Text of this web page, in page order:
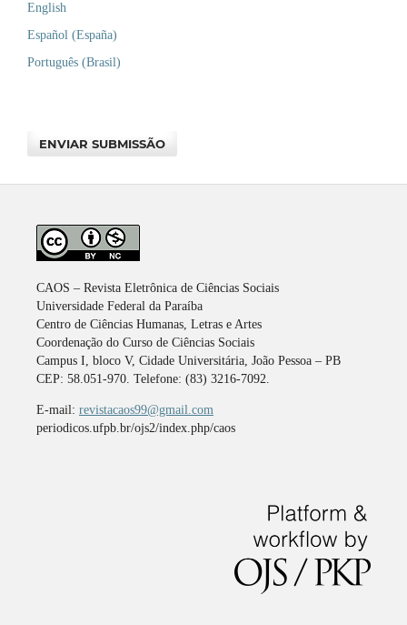
English
Español (España)
Português (Brasil)
ENVIAR SUBMISSÃO
CAOS – Revista Eletrônica de Ciências Sociais
Universidade Federal da Paraíba
Centro de Ciências Humanas, Letras e Artes
Coordenação do Curso de Ciências Sociais
Campus I, bloco V, Cidade Universitária, João Pessoa – PB
CEP: 58.051-970. Telefone: (83) 3216-7092.
E-mail: revistacaos99@gmail.com
periodicos.ufpb.br/ojs2/index.php/caos